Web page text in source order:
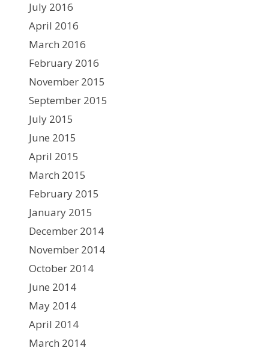
July 2016
April 2016
March 2016
February 2016
November 2015
September 2015
July 2015
June 2015
April 2015
March 2015
February 2015
January 2015
December 2014
November 2014
October 2014
June 2014
May 2014
April 2014
March 2014